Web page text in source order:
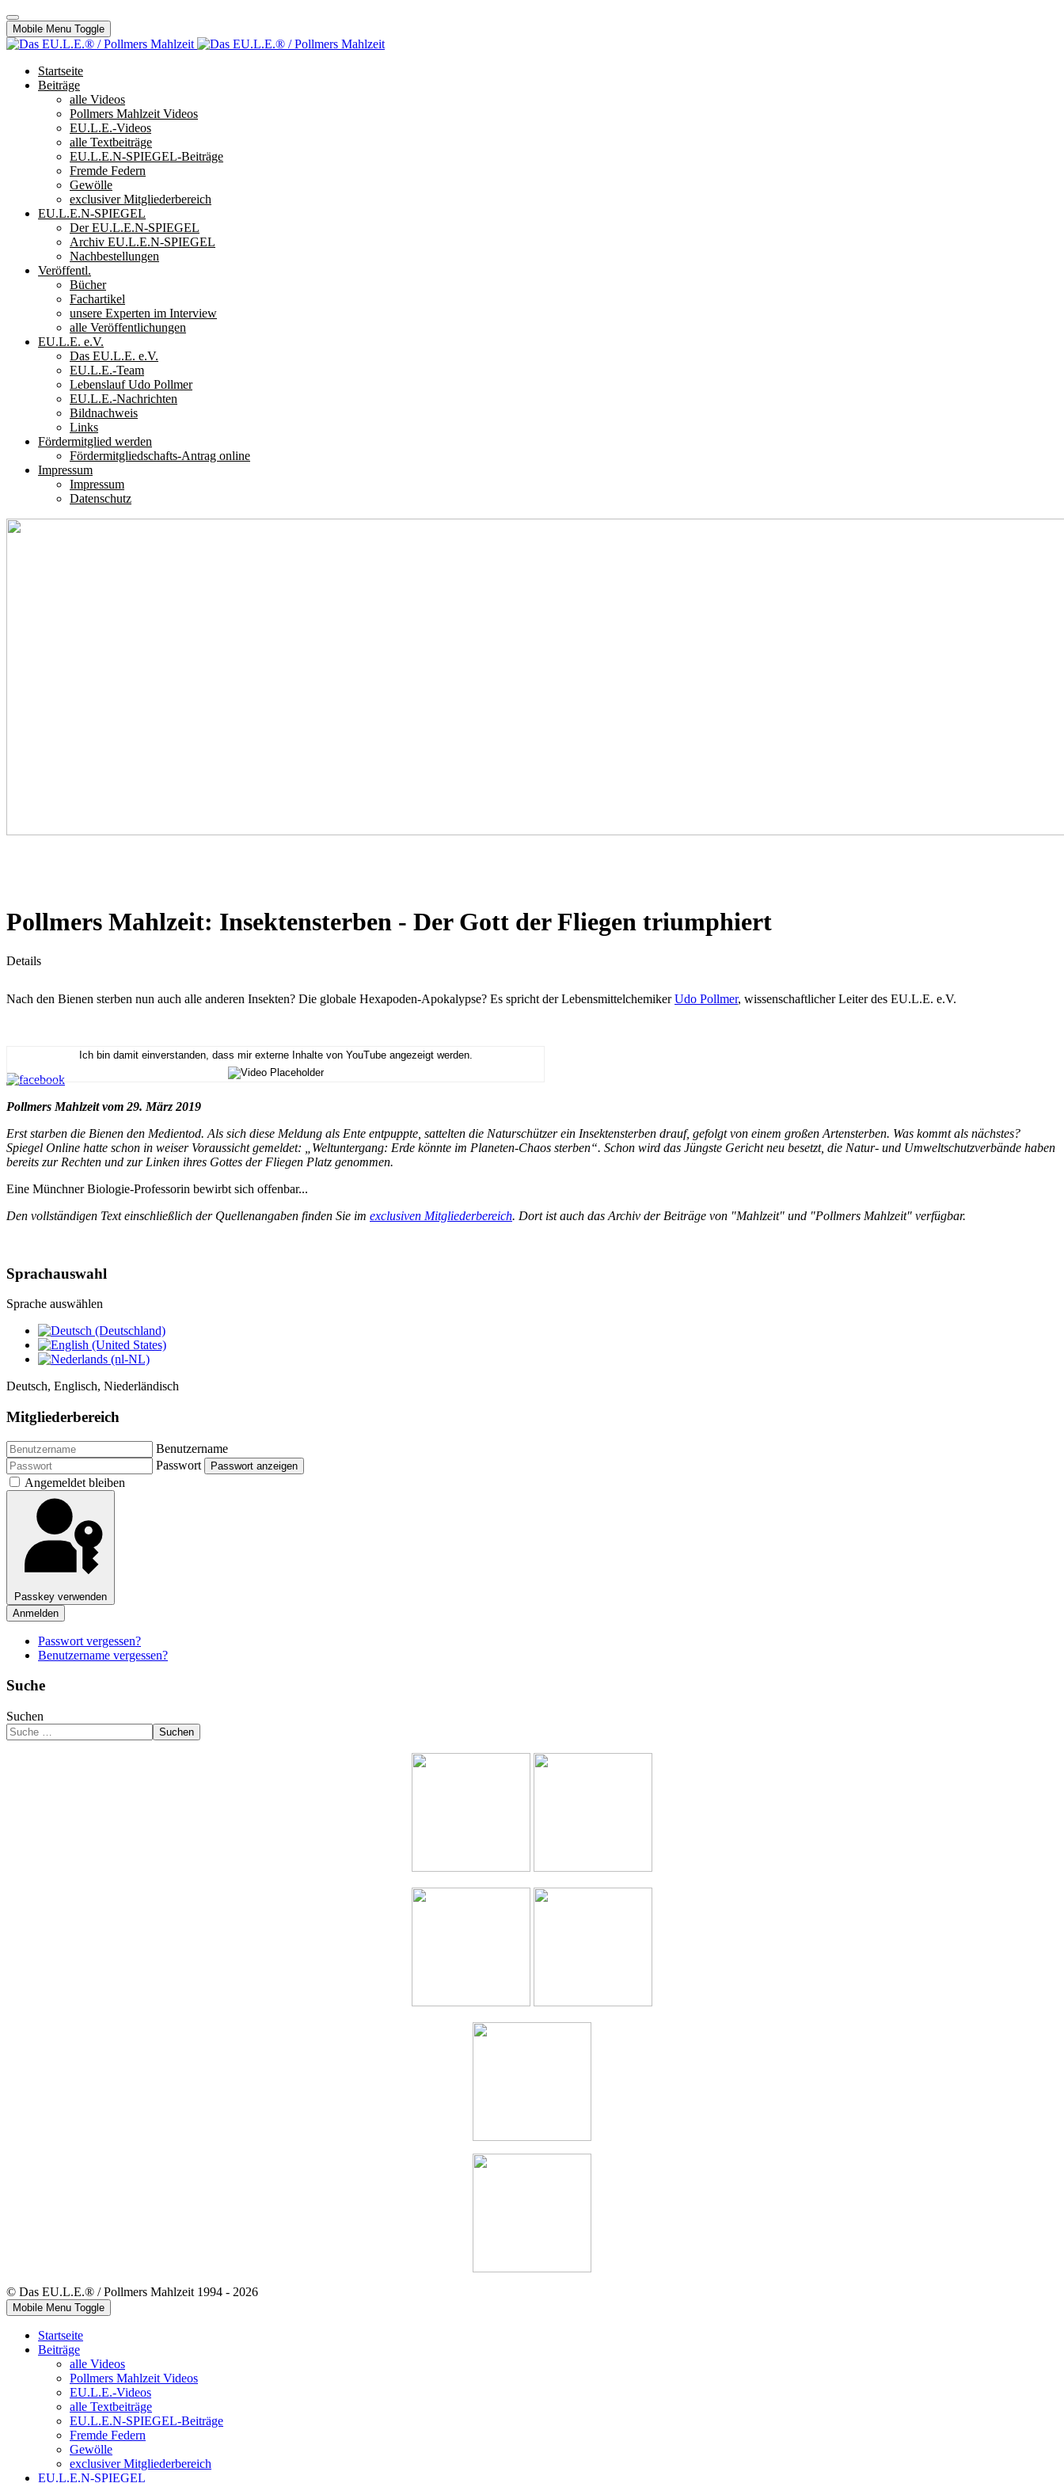
Mobile Menu Toggle
Startseite
Beiträge
alle Videos
Pollmers Mahlzeit Videos
EU.L.E.-Videos
alle Textbeiträge
EU.L.E.N-SPIEGEL-Beiträge
Fremde Federn
Gewölle
exclusiver Mitgliederbereich
EU.L.E.N-SPIEGEL
Der EU.L.E.N-SPIEGEL
Archiv EU.L.E.N-SPIEGEL
Nachbestellungen
Veröffentl.
Bücher
Fachartikel
unsere Experten im Interview
alle Veröffentlichungen
EU.L.E. e.V.
Das EU.L.E. e.V.
EU.L.E.-Team
Lebenslauf Udo Pollmer
EU.L.E.-Nachrichten
Bildnachweis
Links
Fördermitglied werden
Fördermitgliedschafts-Antrag online
Impressum
Impressum
Datenschutz
Pollmers Mahlzeit: Insektensterben - Der Gott der Fliegen triumphiert
Details
Nach den Bienen sterben nun auch alle anderen Insekten? Die globale Hexapoden-Apokalypse? Es spricht der LebensmittelchemikerUdo Pollmer, wissenschaftlicher Leiter des EU.L.E. e.V.
Ich bin damit einverstanden, dass mir externe Inhalte von YouTube angezeigt werden.
Pollmers Mahlzeit vom 29. März 2019
Erst starben die Bienen den Medientod. Als sich diese Meldung als Ente entpuppte, sattelten die Naturschützer ein Insektensterben drauf, gefolgt von einem großen Artensterben. Was kommt als nächstes?
Spiegel Online hatte schon in weiser Voraussicht gemeldet: „Weltuntergang: Erde könnte im Planeten-Chaos sterben“. Schon wird das Jüngste Gericht neu besetzt, die Natur- und Umweltschutzverbände haben
bereits zur Rechten und zur Linken ihres Gottes der Fliegen Platz genommen.
Eine Münchner Biologie-Professorin bewirbt sich offenbar...
Den vollständigen Text einschließlich der Quellenangaben finden Sie im exclusiven Mitgliederbereich. Dort ist auch das Archiv der Beiträge von "Mahlzeit" und "Pollmers Mahlzeit" verfügbar.
Sprachauswahl
Sprache auswählen
Deutsch, Englisch, Niederländisch
Mitgliederbereich
Benutzername
Passwort
Passwort anzeigen
Angemeldet bleiben
Passkey verwenden
Anmelden
Passwort vergessen?
Benutzername vergessen?
Suche
Suchen
Suchen
© Das EU.L.E.® / Pollmers Mahlzeit 1994 - 2026
Mobile Menu Toggle
Startseite
Beiträge
alle Videos
Pollmers Mahlzeit Videos
EU.L.E.-Videos
alle Textbeiträge
EU.L.E.N-SPIEGEL-Beiträge
Fremde Federn
Gewölle
exclusiver Mitgliederbereich
EU.L.E.N-SPIEGEL